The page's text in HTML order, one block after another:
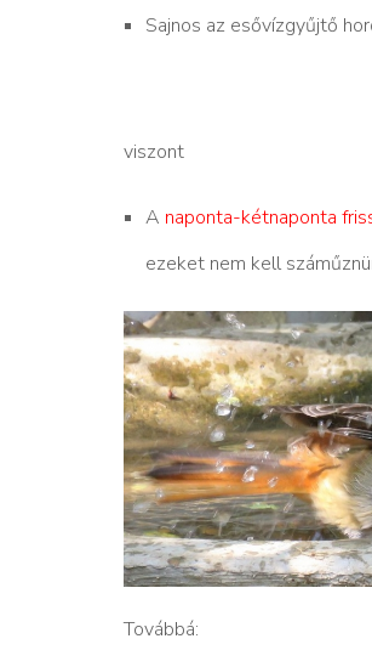
Sajnos az esővízgyűjtő
viszont
A naponta-kétnaponta
ezeket nem kell
Továbbá: